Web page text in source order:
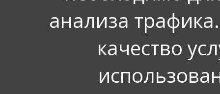
анализа
качество